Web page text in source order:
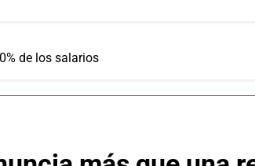
de los salarios